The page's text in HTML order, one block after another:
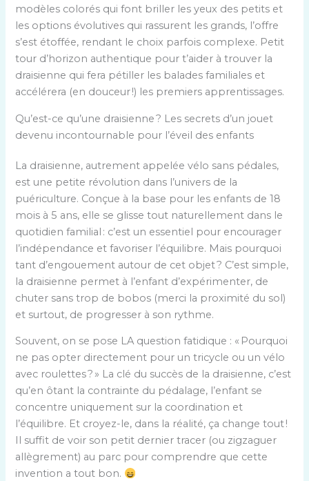
modèles colorés qui font briller les yeux des petits et
les options évolutives qui rassurent les grands, l’offre
s’est étoffée, rendant le choix parfois complexe. Petit
tour d’horizon authentique pour t’aider à trouver la
draisienne qui fera pétiller les balades familiales et
accélérera (en douceur !) les premiers apprentissages.
Qu’est-ce qu’une draisienne ? Les secrets d’un jouet
devenu incontournable pour l’éveil des enfants
La draisienne, autrement appelée vélo sans pédales,
est une petite révolution dans l’univers de la
puériculture. Conçue à la base pour les enfants de 18
mois à 5 ans, elle se glisse tout naturellement dans le
quotidien familial : c’est un essentiel pour encourager
l’indépendance et favoriser l’équilibre. Mais pourquoi
tant d’engouement autour de cet objet ? C’est simple,
la draisienne permet à l’enfant d’expérimenter, de
chuter sans trop de bobos (merci la proximité du sol)
et surtout, de progresser à son rythme.
Souvent, on se pose LA question fatidique : « Pourquoi
ne pas opter directement pour un tricycle ou un vélo
avec roulettes ? » La clé du succès de la draisienne, c’est
qu’en ôtant la contrainte du pédalage, l’enfant se
concentre uniquement sur la coordination et
l’équilibre. Et croyez-le, dans la réalité, ça change tout !
Il suffit de voir son petit dernier tracer (ou zigzaguer
allègrement) au parc pour comprendre que cette
invention a tout bon.